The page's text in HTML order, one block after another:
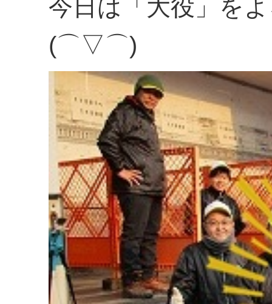
今日は「大役」を
(⌒▽⌒)